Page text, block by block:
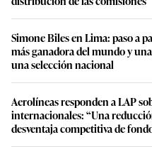
Simone Biles en Lima: paso a
más ganadora del mundo y
una selección nacional
Aerolíneas responden a LAP
internacionales: “Una
desventaja competitiva de